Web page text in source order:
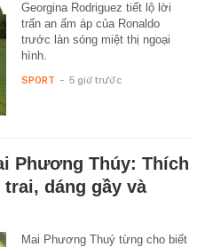
Georgina Rodriguez tiết lộ lời
trấn an ấm áp của Ronaldo
trước làn sóng miệt thị ngoại
hình.
SPORT - 5 giờ trước
Phương Thúy: Thích
dáng gầy và
Mai Phương Thuý từng cho biết